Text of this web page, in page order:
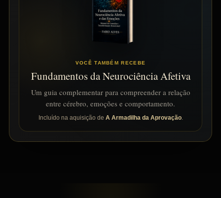
VOCÊ TAMBÉM RECEBE
Fundamentos da Neurociência Afetiva
Um guia complementar para compreender a relação
entre cérebro, emoções e comportamento.
Incluído na aquisição de A Armadilha da Aprovação.